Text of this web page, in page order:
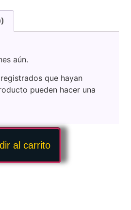
aún.
que hayan
pueden hacer una
al carrito